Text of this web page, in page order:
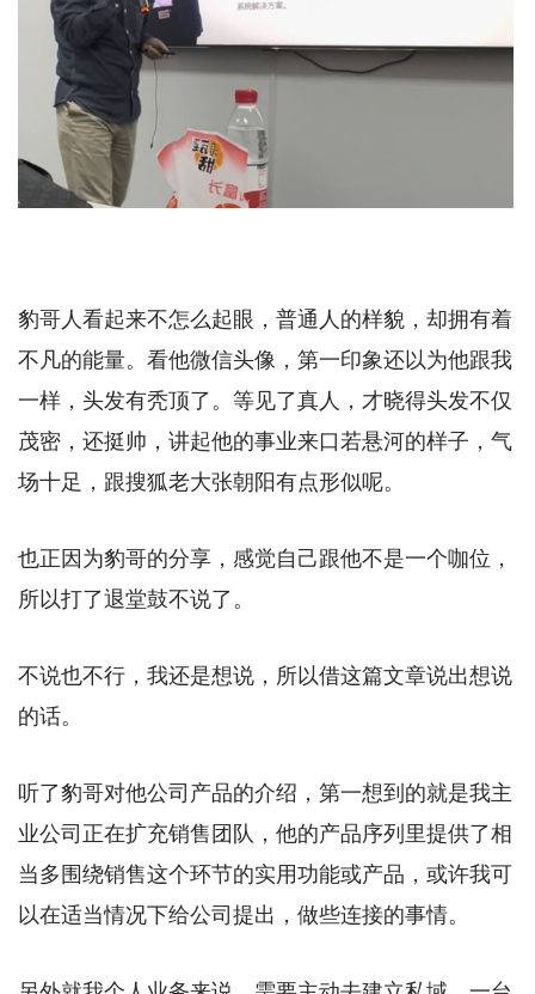
豹哥人看起来不怎么起眼，普通人的样貌，却拥有着
不凡的能量。看他微信头像，第一印象还以为他跟我
一样，头发有秃顶了。等见了真人，才晓得头发不仅
茂密，还挺帅，讲起他的事业来口若悬河的样子，气
场十足，跟搜狐老大张朝阳有点形似呢。
也正因为豹哥的分享，感觉自己跟他不是一个咖位，
所以打了退堂鼓不说了。
不说也不行，我还是想说，所以借这篇文章说出想说
的话。
听了豹哥对他公司产品的介绍，第一想到的就是我主
业公司正在扩充销售团队，他的产品序列里提供了相
当多围绕销售这个环节的实用功能或产品，或许我可
以在适当情况下给公司提出，做些连接的事情。